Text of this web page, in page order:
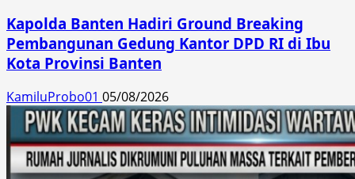
Kapolda Banten Hadiri Ground Breaking
Pembangunan Gedung Kantor DPD RI di Ibu
Kota Provinsi Banten
KamiluProbo01 05/08/2026